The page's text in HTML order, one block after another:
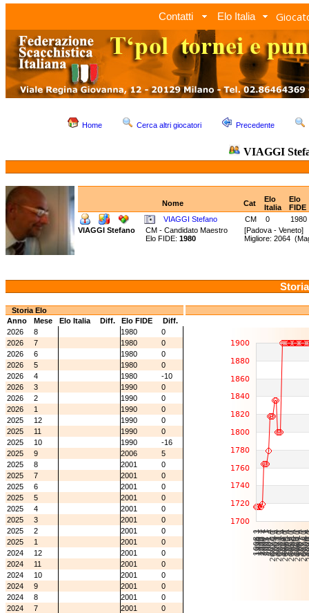
Contatti Elo Italia
Home Cerca altri giocatori Precedente
VIAGGI
Nome Cat
Elo
Italia
Elo
FIDE
VIAGGI Stefano
CM 0
1980
VIAGGI Stefano
CM - Candidato Maestro [Padova - Veneto]
Elo FIDE: 1980 Migliore: 2064
Storia Elo
Anno
Mese Elo Italia Diff. Elo FIDE
Diff.
2026
8 1980
0
2026
7 1980
0
2026
6 1980
0
2026
5 1980
0
2026
4 1980
-10
2026
3 1990
0
2026
2 1990
0
2026
1 1990
0
2025
12 1990
0
2025
11 1990
0
2025
10 1990
-16
2025
9 2006
5
2025
8 2001
0
2025
7 2001
0
2025
6 2001
0
2025
5 2001
0
2025
4 2001
0
2025
3 2001
0
2025
2 2001
0
2025
1 2001
0
2024
12 2001
0
2024
11 2001
0
2024
10 2001
0
2024
9 2001
0
2024
8 2001
0
2024
7 2001
0